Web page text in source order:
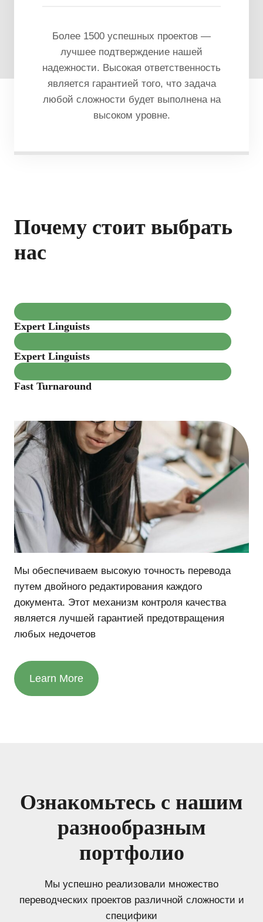
Более 1500 успешных проектов —
лучшее подтверждение нашей
надежности. Высокая ответственность
является гарантией того, что задача
любой сложности будет выполнена на
высоком уровне.
Почему стоит выбрать
нас
Expert Linguists
Expert Linguists
Fast Turnaround
Мы обеспечиваем высокую точность перевода
путем двойного редактирования каждого
документа. Этот механизм контроля качества
является лучшей гарантией предотвращения
любых недочетов
Learn More
Ознакомьтесь с нашим
разнообразным
портфолио
Мы успешно реализовали множество
переводческих проектов различной сложности и
специфики